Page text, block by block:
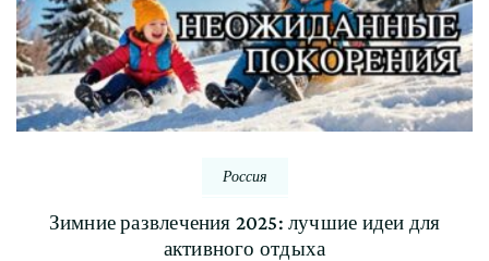
Россия
Зимние развлечения 2025: лучшие идеи для
активного отдыха